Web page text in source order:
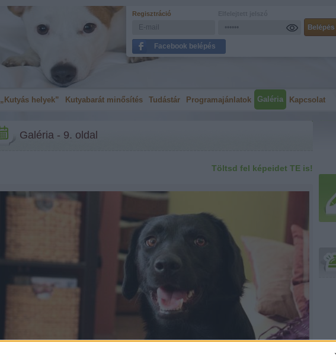
Regisztráció
Facebook belépés
„Kutyás helyek” Kutyabarát minősítés Tudástár Programajánlatok Galéria Kapcsolat
Galéria - 9. oldal
Töltsd fel képeidet TE is!